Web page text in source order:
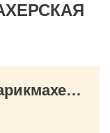
КОНТАКТЫ Красотка, парикмахерская